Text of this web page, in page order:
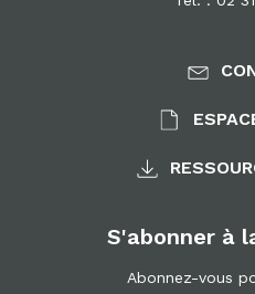
S'abonner à
Abonnez-vous